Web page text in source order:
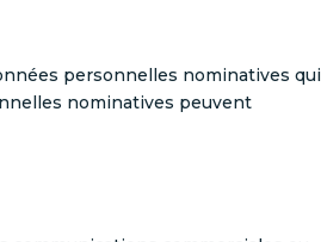
personnelles nominatives qui
nominatives peuvent